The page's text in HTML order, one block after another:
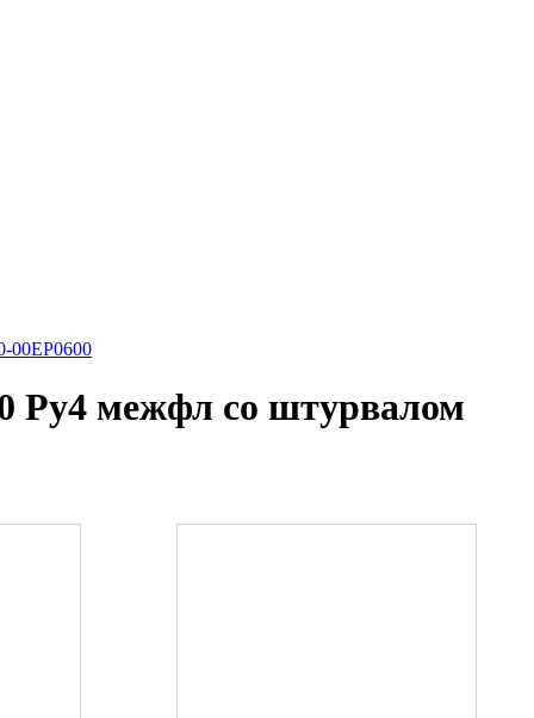
00EP0600
Ру4 межфл со штурвалом